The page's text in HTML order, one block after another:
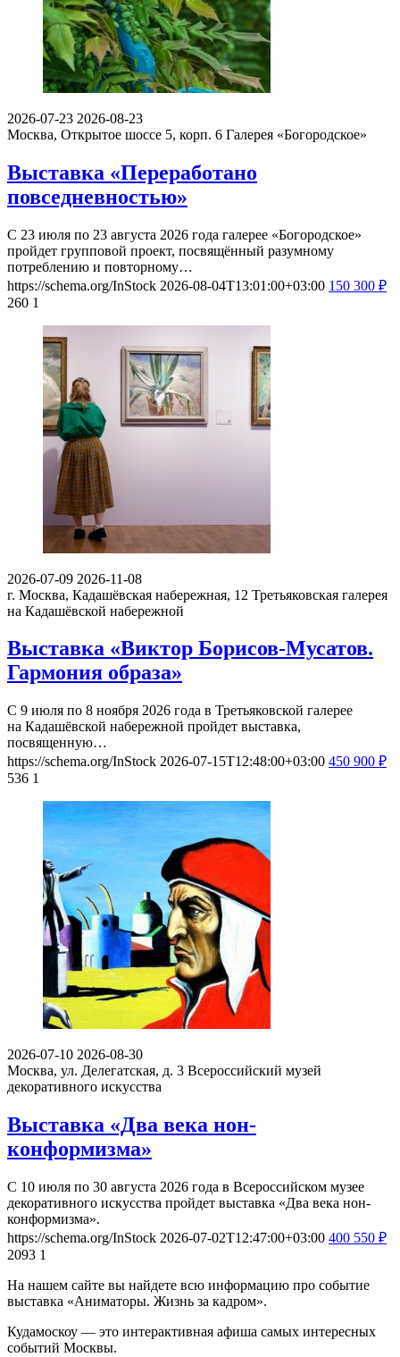
2026-07-23 2026-08-23
Москва, Открытое шоссе 5, корп. 6 Галерея «Богородское»
Выставка «Переработано
повседневностью»
С 23 июля по 23 августа 2026 года галерее «Богородское»
пройдет групповой проект, посвящённый разумному
потреблению и повторному…
https://schema.org/InStock 2026-08-04T13:01:00+03:00 150 300 ₽
260 1
2026-07-09 2026-11-08
г. Москва, Кадашёвская набережная, 12 Третьяковская галерея
на Кадашёвской набережной
Выставка «Виктор Борисов-Мусатов.
Гармония образа»
С 9 июля по 8 ноября 2026 года в Третьяковской галерее
на Кадашёвской набережной пройдет выставка,
посвященную…
https://schema.org/InStock 2026-07-15T12:48:00+03:00 450 900 ₽
536 1
2026-07-10 2026-08-30
Москва, ул. Делегатская, д. 3 Всероссийский музей
декоративного искусства
Выставка «Два века нон-
конформизма»
С 10 июля по 30 августа 2026 года в Всероссийском музее
декоративного искусства пройдет выставка «Два века нон-
конформизма».
https://schema.org/InStock 2026-07-02T12:47:00+03:00 400 550 ₽
2093 1
На нашем сайте вы найдете всю информацию про событие
выставка «Аниматоры. Жизнь за кадром».
Кудамоскоу — это интерактивная афиша самых интересных
событий Москвы.